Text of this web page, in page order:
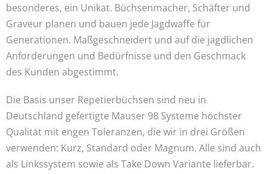
besonderes, ein Unikat. Büchsenmacher, Schäfter und
Graveur planen und bauen jede Jagdwaffe für
Generationen. Maßgeschneidert und auf die jagdlichen
Anforderungen und Bedürfnisse und den Geschmack
des Kunden abgestimmt.
Die Basis unser Repetierbüchsen sind neu in
Deutschland gefertigte Mauser 98 Systeme höchster
Qualität mit engen Toleranzen, die wir in drei Größen
verwenden: Kurz, Standard oder Magnum. Alle sind auch
als Linkssystem sowie als Take Down Variante lieferbar.